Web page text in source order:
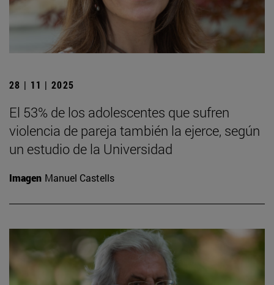
28 | 11 | 2025
El 53% de los adolescentes que sufren
violencia de pareja también la ejerce, según
un estudio de la Universidad
Imagen Manuel Castells